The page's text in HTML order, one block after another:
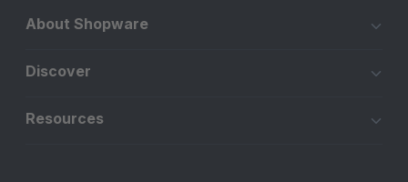
About Shopware
Discover
Resources